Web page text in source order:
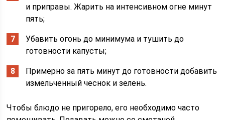
и приправы. Жарить на интенсивном огне минут
пять;
Убавить огонь до минимума и тушить до
готовности капусты;
Примерно за пять минут до готовности добавить
измельченный чеснок и зелень.
Чтобы блюдо не пригорело, его необходимо часто